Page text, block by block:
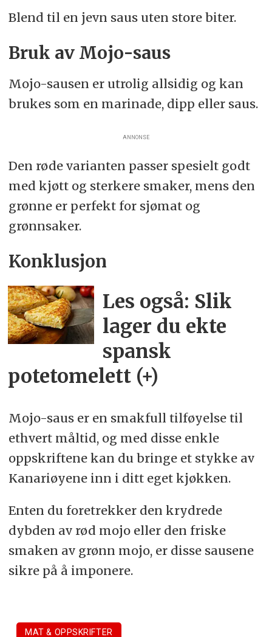
Blend til en jevn saus uten store biter.
Bruk av Mojo-saus
Mojo-sausen er utrolig allsidig og kan
brukes som en marinade, dipp eller saus.
ANNONSE
Den røde varianten passer spesielt godt
med kjøtt og sterkere smaker, mens den
grønne er perfekt for sjømat og
grønnsaker.
Konklusjon
Les også: Slik
lager du ekte
spansk
potetomelett (+)
Mojo-saus er en smakfull tilføyelse til
ethvert måltid, og med disse enkle
oppskriftene kan du bringe et stykke av
Kanariøyene inn i ditt eget kjøkken.
Enten du foretrekker den krydrede
dybden av rød mojo eller den friske
smaken av grønn mojo, er disse sausene
sikre på å imponere.
MAT & OPPSKRIFTER